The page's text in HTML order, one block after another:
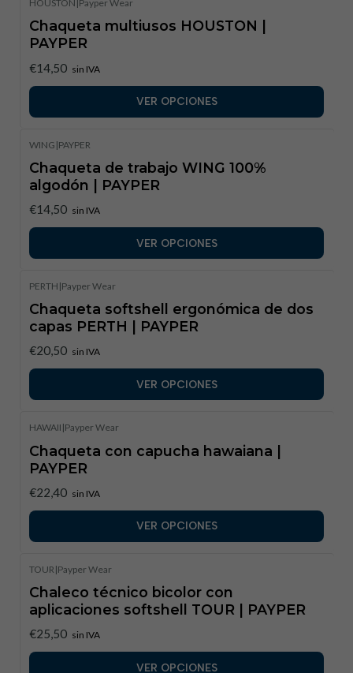
HOUSTON |Payper Wear
Chaqueta multiusos HOUSTON |
PAYPER
€14,50 sin IVA
VER OPCIONES
WING |PAYPER
Chaqueta de trabajo WING 100%
algodón | PAYPER
€14,50 sin IVA
VER OPCIONES
PERTH |Payper Wear
Chaqueta softshell ergonómica de dos
capas PERTH | PAYPER
€20,50 sin IVA
VER OPCIONES
HAWAII |Payper Wear
Chaqueta con capucha hawaiana |
PAYPER
€22,40 sin IVA
VER OPCIONES
TOUR |Payper Wear
Chaleco técnico bicolor con
aplicaciones softshell TOUR | PAYPER
€25,50 sin IVA
VER OPCIONES